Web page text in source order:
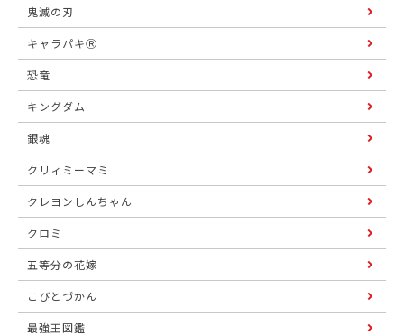
鬼滅の刃
キャラパキⓇ
恐竜
キングダム
銀魂
クリィミーマミ
クレヨンしんちゃん
クロミ
五等分の花嫁
こびとづかん
最強王図鑑